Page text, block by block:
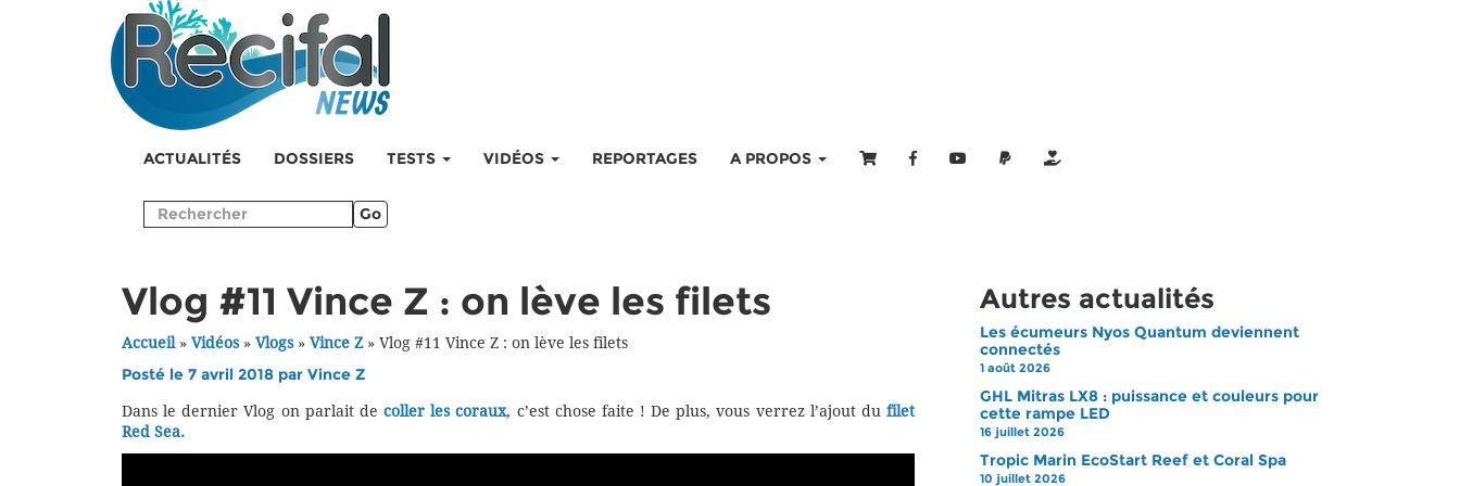
ACTUALITÉS DOSSIERS TESTS VIDÉOS REPORTAGES A PROPOS
Go
Vlog #11 Vince Z : on lève les filets
Accueil» Vidéos» Vlogs» Vince Z» Vlog #11 Vince Z : on lève les filets
Posté le 7 avril 2018 par Vince Z
Dans le dernier Vlog on parlait decoller les coraux, c’est chose faite ! De plus, vous verrez l’ajout dufilet
Red Sea.
Autres actualités
Les écumeurs Nyos Quantum deviennent
connectés
1 août 2026
GHL Mitras LX8 : puissance et couleurs pour
cette rampe LED
16 juillet 2026
Tropic Marin EcoStart Reef et Coral Spa
10 juillet 2026